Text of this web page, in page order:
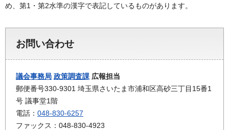
め、第1・第2水準の漢字で表記しているものがあります。
お問い合わせ
議会事務局 政策調査課 広報担当
郵便番号330-9301 埼玉県さいたま市浦和区高砂三丁目15番1
号 議事堂1階
電話： 048-830-6257
ファックス：048-830-4923